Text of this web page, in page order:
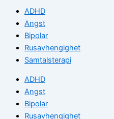
ADHD
Angst
Bipolar
Rusavhengighet
Samtalsterapi
ADHD
Angst
Bipolar
Rusavhengighet